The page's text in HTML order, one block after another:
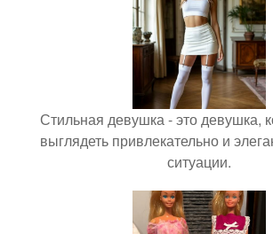
Стильная девушка - это девушка,
выглядеть привлекательно и
ситуации.